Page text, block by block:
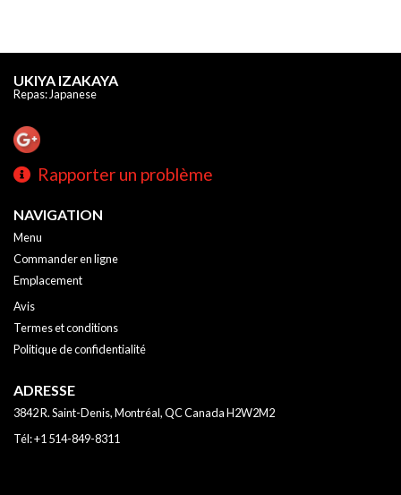
UKIYA IZAKAYA
Repas: Japanese
Rapporter un problème
NAVIGATION
Menu
Commander en ligne
Emplacement
Avis
Termes et conditions
Politique de confidentialité
ADRESSE
3842 R. Saint-Denis, Montréal, QCCanadaH2W2M2
Tél:+1 514-849-8311